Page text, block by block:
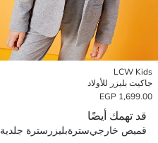
LCW Kids
جاكيت بليزر للأولاد
1,699.00 EGP
قد تهمك أيضًا
قميص خارجيسترةبليزر سترة جلدية